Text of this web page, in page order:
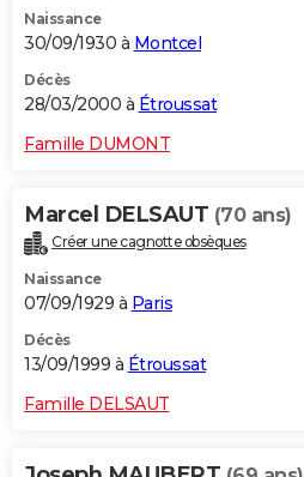
Naissance
30/09/1930 à Montcel
Décès
28/03/2000 à Étroussat
Famille DUMONT
Marcel DELSAUT (70 ans)
Créer une cagnotte obsèques
Naissance
07/09/1929 à Paris
Décès
13/09/1999 à Étroussat
Famille DELSAUT